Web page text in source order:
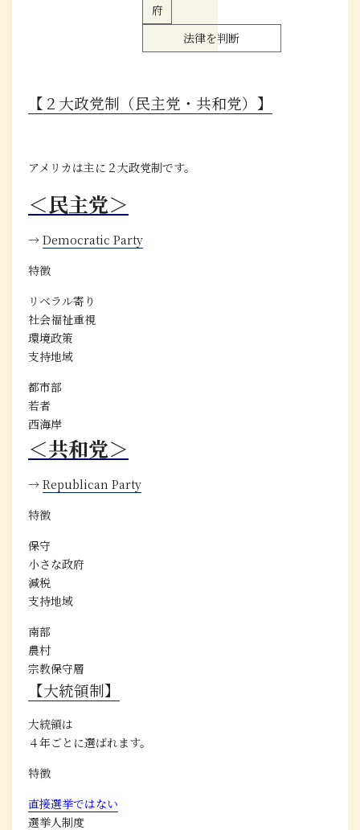
府
法律を判断
【２大政党制（民主党・共和党）】
アメリカは主に ２大政党制です。
＜民主党＞
→ Democratic Party
特徴
リベラル寄り
社会福祉重視
環境政策
支持地域
都市部
若者
西海岸
＜共和党＞
→ Republican Party
特徴
保守
小さな政府
減税
支持地域
南部
農村
宗教保守層
【大統領制】
大統領は
４年ごと に選ばれます。
特徴
直接選挙ではない
選挙人制度